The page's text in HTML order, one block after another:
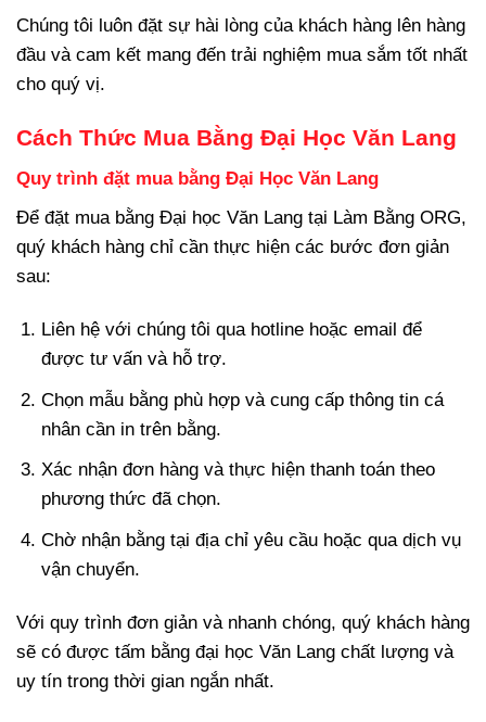
Chúng tôi luôn đặt sự hài lòng của khách hàng lên hàng
đầu và cam kết mang đến trải nghiệm mua sắm tốt nhất
cho quý vị.
Cách Thức Mua Bằng Đại Học Văn Lang
Quy trình đặt mua bằng Đại Học Văn Lang
Để đặt mua bằng Đại học Văn Lang tại Làm Bằng ORG,
quý khách hàng chỉ cần thực hiện các bước đơn giản
sau:
Liên hệ với chúng tôi qua hotline hoặc email để
được tư vấn và hỗ trợ.
Chọn mẫu bằng phù hợp và cung cấp thông tin cá
nhân cần in trên bằng.
Xác nhận đơn hàng và thực hiện thanh toán theo
phương thức đã chọn.
Chờ nhận bằng tại địa chỉ yêu cầu hoặc qua dịch vụ
vận chuyển.
Với quy trình đơn giản và nhanh chóng, quý khách hàng
sẽ có được tấm bằng đại học Văn Lang chất lượng và
uy tín trong thời gian ngắn nhất.